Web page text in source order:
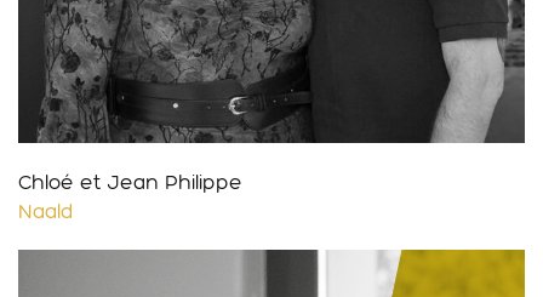
Chloé et Jean Philippe
Naald